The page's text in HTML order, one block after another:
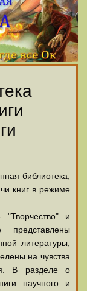
библиотека,
книг в режиме
и
литературы,
на чувства
В разделе о
научного и